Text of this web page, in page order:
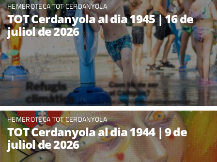
HEMEROTECA TOT CERDANYOLA
TOT Cerdanyola al dia 1945 | 16 de
juliol de 2026
HEMEROTECA TOT CERDANYOLA
TOT Cerdanyola al dia 1944 | 9 de
juliol de 2026